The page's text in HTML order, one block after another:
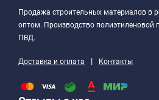
Продажа строительных материалов в
оптом. Производство полиэтиленовой
ПВД.
Доставка и оплата | Контакты